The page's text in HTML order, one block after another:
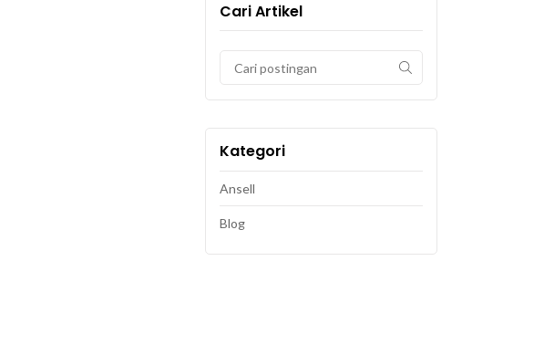
Cari Artikel
Kategori
Ansell
Blog